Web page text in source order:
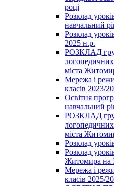
році
Розклад
навчальний
Розклад
2025 н.р.
РОЗКЛАД
міста
Мережа і
класів 2023/
Освітня
навчальний
РОЗКЛАД
міста
Розклад
Розклад
Житомира на
Мережа і
класів 2025/